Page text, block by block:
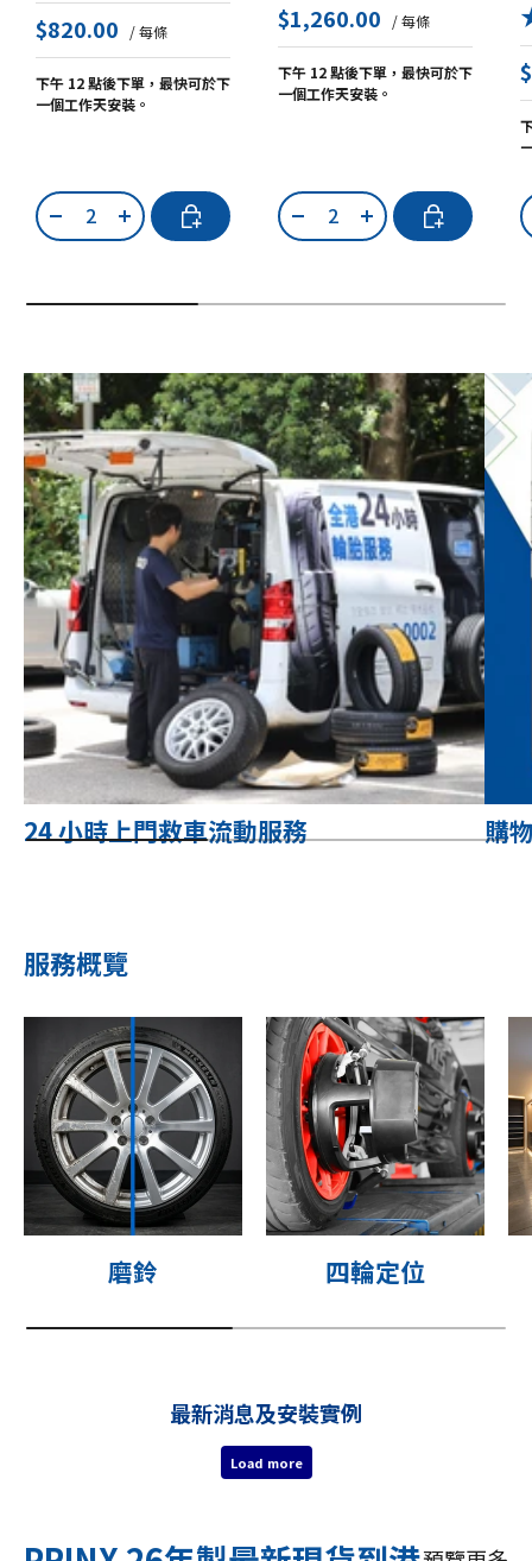
$820.00 / 每條
下午 12 點後下單，最快可於下
一個工作天安裝。
數量
- +
加入購物車
$1,260.00 / 每條
下午 12 點後下單，最快可於下
一個工作天安裝。
數量
- +
加入購物車
24 小時上門救車流動服務 購
服務概覽
磨鈴 四輪定位
最新消息及安裝實例
Load more